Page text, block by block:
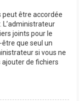
peut être accordée
L’administrateur
joints pour le
que seul un
si vous ne
de fichiers